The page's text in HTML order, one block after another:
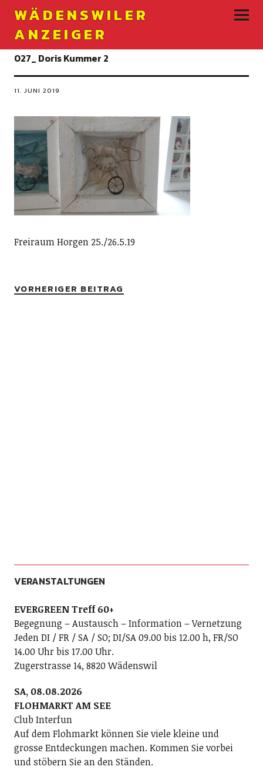
WÄDENSWILER
ANZEIGER
027_ Doris Kummer 2
11. JUNI 2019
Freiraum Horgen 25./26.5.19
VORHERIGER BEITRAG
VERANSTALTUNGEN
EVERGREEN Treff 60+
Begegnung – Austausch – Information – Vernetzung
Jeden DI / FR / SA / SO; DI/SA 09.00 bis 12.00 h, FR/SO
14.00 Uhr bis 17.00 Uhr.
Zugerstrasse 14, 8820 Wädenswil
SA, 08.08.2026
FLOHMARKT AM SEE
Club Interfun
Auf dem Flohmarkt können Sie viele kleine und
grosse Entdeckungen machen. Kommen Sie vorbei
und stöbern Sie an den Ständen.